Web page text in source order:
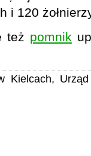
i 120
też pomnik
Kielcach,